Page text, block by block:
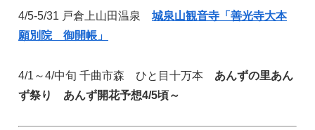
4/5-5/31 戸倉上山田温泉 城泉山観音寺「善光寺大本
願別院 御開帳」
4/1～4/中旬 千曲市森 ひと目十万本 あんずの里あん
ず祭り あんず開花予想4/5頃～